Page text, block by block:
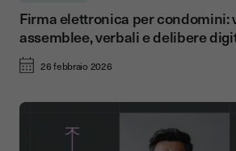
Firma elettronica per condomini:
assemblee, verbali e delibere
26 febbraio 2026